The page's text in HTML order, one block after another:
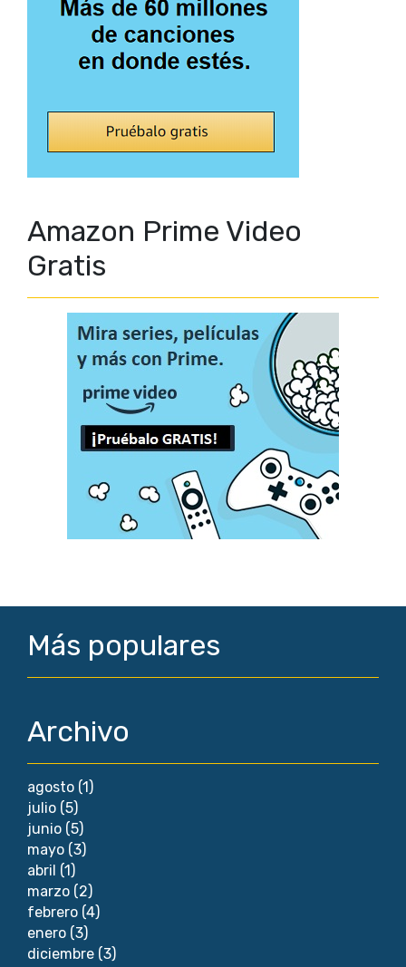
Amazon Prime Video
Gratis
Más populares
Archivo
agosto (1)
julio (5)
junio (5)
mayo (3)
abril (1)
marzo (2)
febrero (4)
enero (3)
diciembre (3)